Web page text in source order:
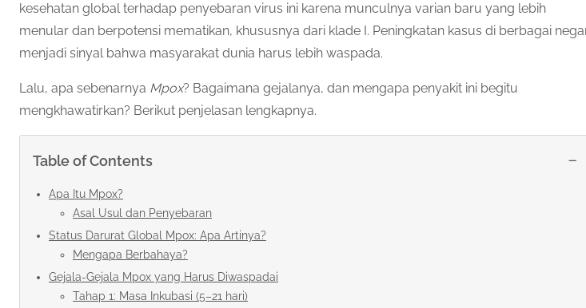
kesehatan global terhadap penyebaran virus ini karena munculnya varian baru yang lebih
menular dan berpotensi mematikan, khususnya dari klade I. Peningkatan kasus di berbagai
menjadi sinyal bahwa masyarakat dunia harus lebih waspada.
Lalu, apa sebenarnya Mpox? Bagaimana gejalanya, dan mengapa penyakit ini begitu
mengkhawatirkan? Berikut penjelasan lengkapnya.
Table of Contents −
Apa Itu Mpox?
Asal Usul dan Penyebaran
Status Darurat Global Mpox: Apa Artinya?
Mengapa Berbahaya?
Gejala-Gejala Mpox yang Harus Diwaspadai
Tahap 1: Masa Inkubasi (5–21 hari)